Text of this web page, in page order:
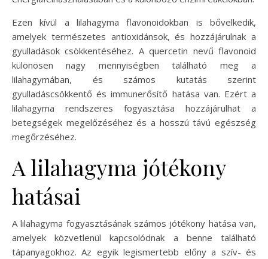
Ezen kívül a lilahagyma flavonoidokban is bővelkedik,
amelyek természetes antioxidánsok, és hozzájárulnak a
gyulladások csökkentéséhez. A quercetin nevű flavonoid
különösen nagy mennyiségben található meg a
lilahagymában, és számos kutatás szerint
gyulladáscsökkentő és immunerősítő hatása van. Ezért a
lilahagyma rendszeres fogyasztása hozzájárulhat a
betegségek megelőzéséhez és a hosszú távú egészség
megőrzéséhez.
A lilahagyma jótékony
hatásai
A lilahagyma fogyasztásának számos jótékony hatása van,
amelyek közvetlenül kapcsolódnak a benne található
tápanyagokhoz. Az egyik legismertebb előny a szív- és